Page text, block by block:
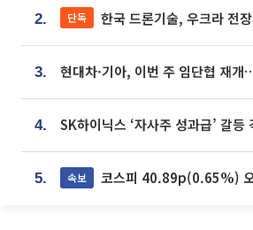
2. 단독 한국 드론기술, 우크라 전장서 시험 중…“
3.
4.
5. 속보 코스피 40.89p(0.65%) 오